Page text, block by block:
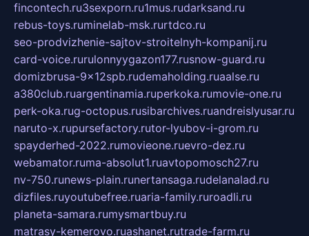
fincontech.ru3sexporn.ru1mus.rudarksand.ru
rebus-toys.ruminelab-msk.rurtdco.ru
seo-prodvizhenie-sajtov-stroitelnyh-kompanij.ru
card-voice.rurulonnyygazon177.rusnow-guard.ru
domizbrusa-9x12spb.rudemaholding.ruaalse.ru
a380club.ruargentinamia.ruperkoka.rumovie-one.ru
perk-oka.rug-octopus.rusibarchives.ruandreislyusar.ru
naruto-x.rupursefactory.rutor-lyubov-i-grom.ru
spayderhed-2022.rumovieone.ruevro-dez.ru
webamator.ruma-absolut1.ruavtopomosch27.ru
nv-750.runews-plain.runertansaga.rudelanalad.ru
dizfiles.ruyoutubefree.ruaria-family.ruroadli.ru
planeta-samara.rumysmartbuy.ru
matrasy-kemerovo.ruashanet.rutrade-farm.ru